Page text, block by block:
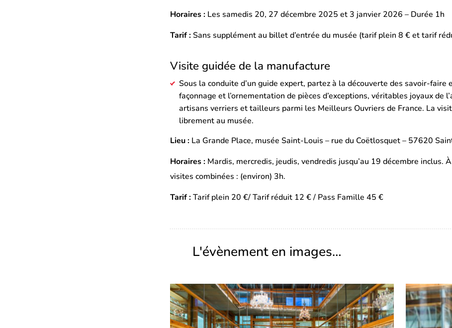
Horaires : Les samedis 20, 27 décembre 2025 et 3 janvier 2026 – Durée 1h
Tarif :Sans supplément au billet d’entrée du musée (tarif plein 8 € et tarif
Visite guidée de la manufacture
Sous la conduite d’un guide expert, partez à la découverte des savoir-faire
façonnage et l’ornementation de pièces d’exceptions, véritables joyaux de
artisans verriers et tailleurs parmi les Meilleurs Ouvriers de France. La
librement au musée.
Lieu : La Grande Place, musée Saint-Louis – rue du Coëtlosquet – 57620
Horaires : Mardis, mercredis, jeudis, vendredis jusqu’au 19 décembre inclus.
visites combinées : (environ) 3h.
Tarif :Tarif plein 20 €/ Tarif réduit 12 € / Pass Famille 45 €
L'évènement en images…